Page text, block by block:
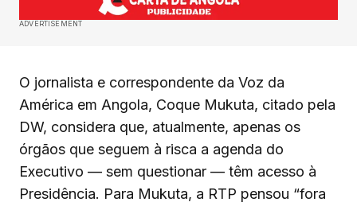
ADVERTISEMENT
O jornalista e correspondente da Voz da
América em Angola, Coque Mukuta, citado pela
DW, considera que, atualmente, apenas os
órgãos que seguem à risca a agenda do
Executivo — sem questionar — têm acesso à
Presidência. Para Mukuta, a RTP pensou “fora